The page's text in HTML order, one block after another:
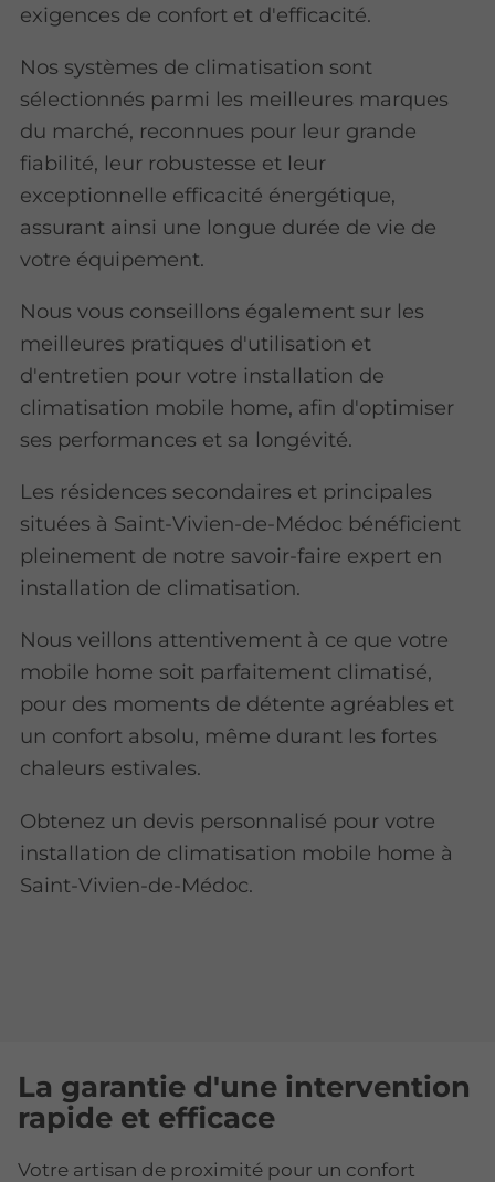
exigences de confort et d'efficacité.
Nos systèmes de climatisation sont
sélectionnés parmi les meilleures marques
du marché, reconnues pour leur grande
fiabilité, leur robustesse et leur
exceptionnelle efficacité énergétique,
assurant ainsi une longue durée de vie de
votre équipement.
Nous vous conseillons également sur les
meilleures pratiques d'utilisation et
d'entretien pour votre installation de
climatisation mobile home, afin d'optimiser
ses performances et sa longévité.
Les résidences secondaires et principales
situées à Saint-Vivien-de-Médoc bénéficient
pleinement de notre savoir-faire expert en
installation de climatisation.
Nous veillons attentivement à ce que votre
mobile home soit parfaitement climatisé,
pour des moments de détente agréables et
un confort absolu, même durant les fortes
chaleurs estivales.
Obtenez un devis personnalisé pour votre
installation de climatisation mobile home à
Saint-Vivien-de-Médoc.
La garantie d'une intervention
rapide et efficace
Votre artisan de proximité pour un confort